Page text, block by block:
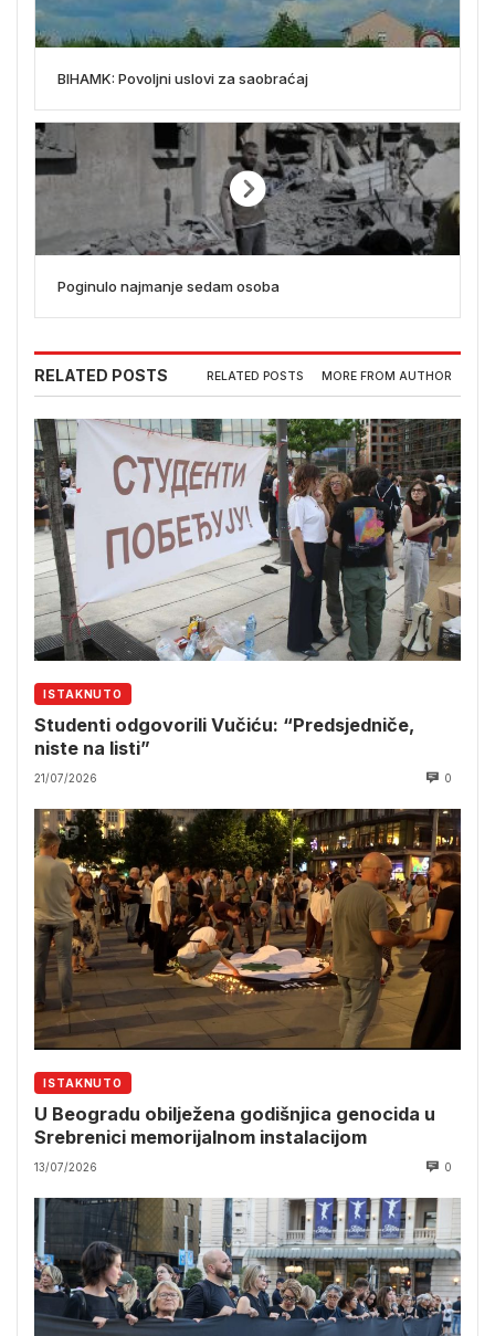
BIHAMK: Povoljni uslovi za saobraćaj
Poginulo najmanje sedam osoba
RELATED POSTS RELATED POSTS MORE FROM AUTHOR
ISTAKNUTO
Studenti odgovorili Vučiću: “Predsjedniče,
niste na listi”
21/07/2026 0
ISTAKNUTO
U Beogradu obilježena godišnjica genocida u
Srebrenici memorijalnom instalacijom
13/07/2026 0